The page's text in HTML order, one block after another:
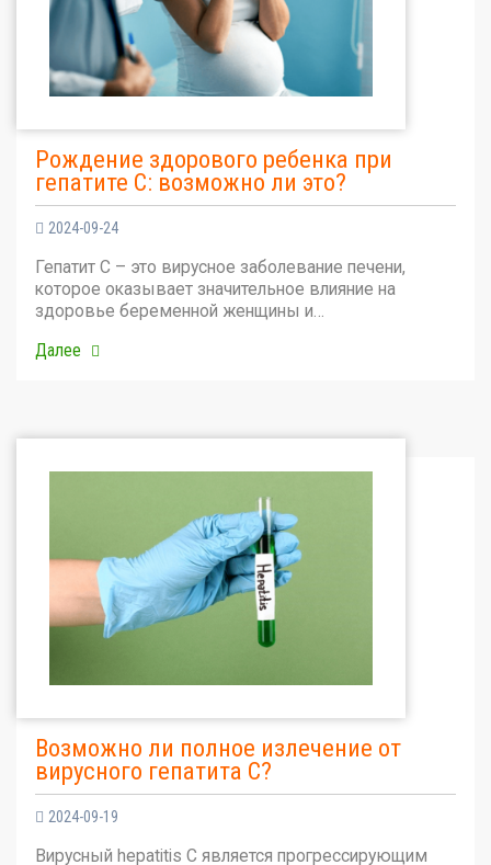
Рождение здорового ребенка при
гепатите С: возможно ли это?
2024-09-24
Гепатит С – это вирусное заболевание печени,
которое оказывает значительное влияние на
здоровье беременной женщины и…
Далее
Возможно ли полное излечение от
вирусного гепатита С?
2024-09-19
Вирусный hepatitis C является прогрессирующим